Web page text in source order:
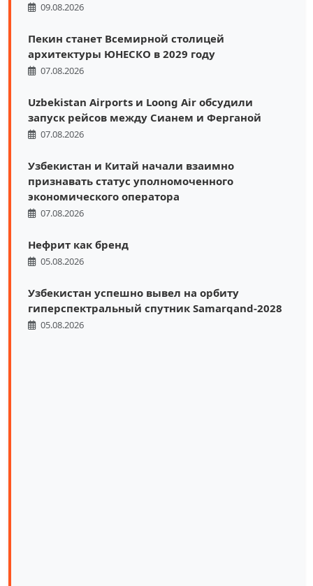
09.08.2026
Пекин станет Всемирной столицей
архитектуры ЮНЕСКО в 2029 году
07.08.2026
Uzbekistan Airports и Loong Air обсудили
запуск рейсов между Сианем и Ферганой
07.08.2026
Узбекистан и Китай начали взаимно
признавать статус уполномоченного
экономического оператора
07.08.2026
Нефрит как бренд
05.08.2026
Узбекистан успешно вывел на орбиту
гиперспектральный спутник Samarqand-2028
05.08.2026